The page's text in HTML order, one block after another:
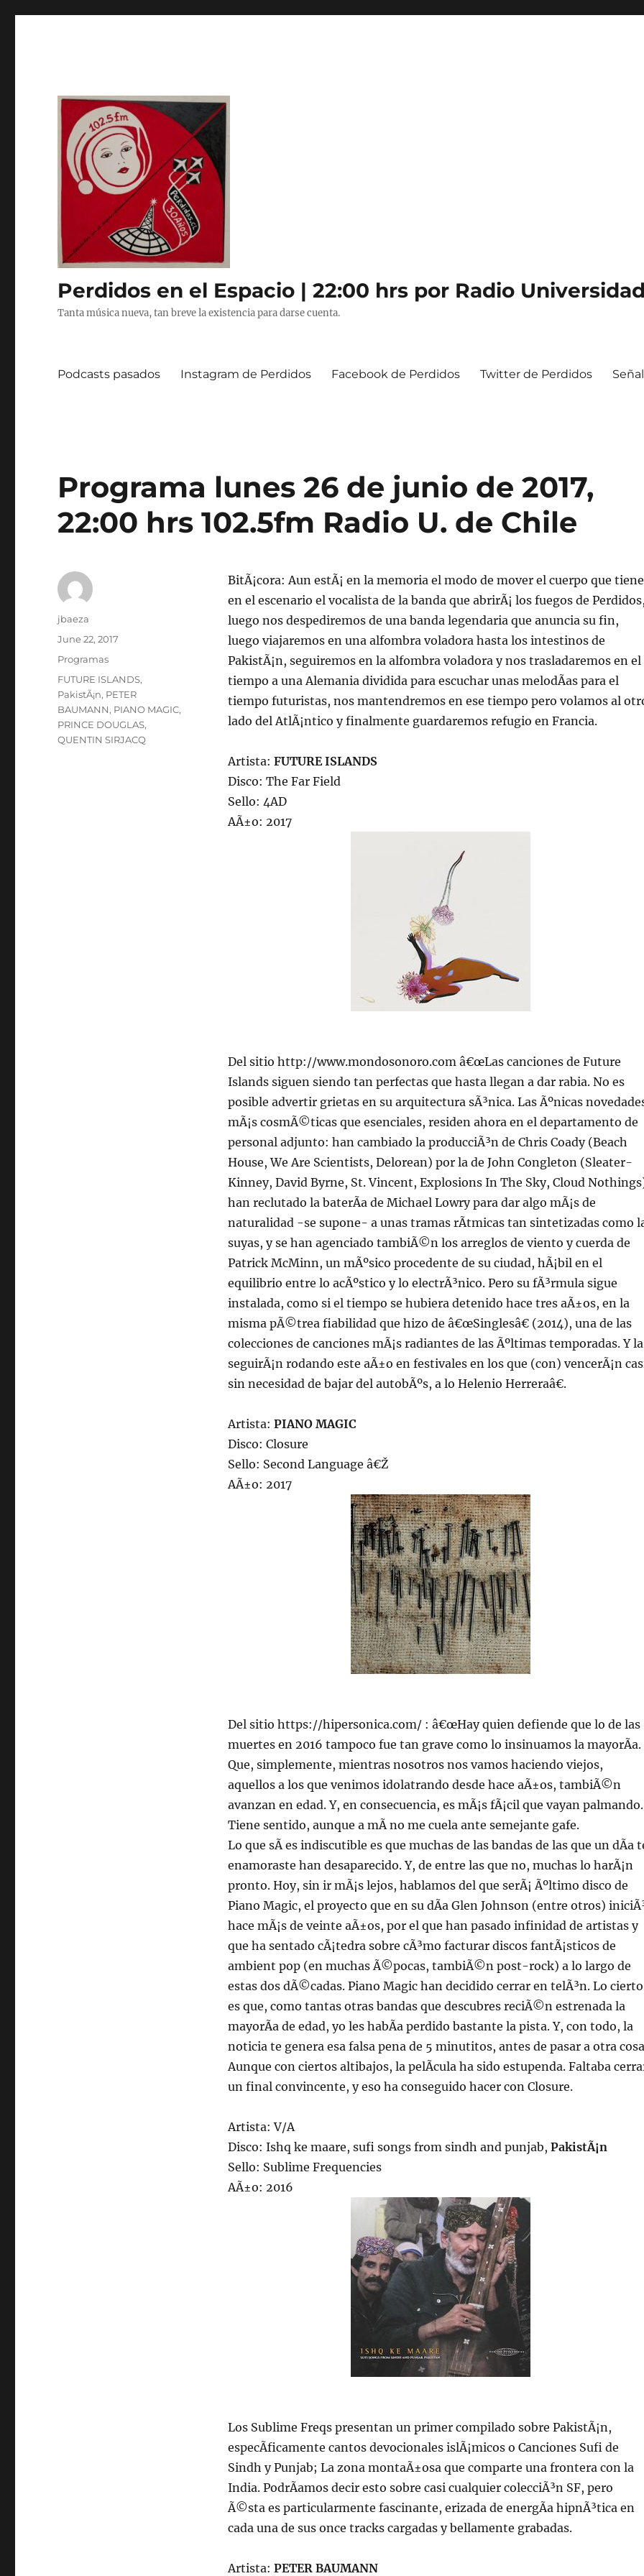
Perdidos en el Espacio | 22:00 hrs por Radio
Tanta música nueva, tan breve la existencia para darse cuenta.
Podcasts pasados Instagram de Perdidos Facebook de Perdidos Twitter de Perdidos
Programa lunes 26 de junio de 2017,
22:00 hrs 102.5fm Radio U. de Chile
BitÃ¡cora: Aun estÃ¡ en la memoria el modo de mover el cuerpo que tiene
en el escenario el vocalista de la banda que abrirÃ¡ los fuegos de
luego nos despediremos de una banda legendaria que anuncia su fin,
luego viajaremos en una alfombra voladora hasta los intestinos de
PakistÃ¡n, seguiremos en la alfombra voladora y nos trasladaremos en el
tiempo a una Alemania dividida para escuchar unas melodÃ­as para el
tiempo futuristas, nos mantendremos en ese tiempo pero volamos al
lado del AtlÃ¡ntico y finalmente guardaremos refugio en Francia.
Artista: FUTURE ISLANDS
Disco: The Far Field
Sello: 4AD
AÃ±o: 2017
Del sitio http://www.mondosonoro.com â€œLas canciones de Future
Islands siguen siendo tan perfectas que hasta llegan a dar rabia. No es
posible advertir grietas en su arquitectura sÃ³nica. Las Ãºnicas
mÃ¡s cosmÃ©ticas que esenciales, residen ahora en el departamento de
personal adjunto: han cambiado la producciÃ³n de Chris Coady (Beach
House, We Are Scientists, Delorean) por la de John Congleton (Sleater-
Kinney, David Byrne, St. Vincent, Explosions In The Sky, Cloud
han reclutado la baterÃ­a de Michael Lowry para dar algo mÃ¡s de
naturalidad -se supone- a unas tramas rÃ­tmicas tan sintetizadas como
suyas, y se han agenciado tambiÃ©n los arreglos de viento y cuerda de
Patrick McMinn, un mÃºsico procedente de su ciudad, hÃ¡bil en el
equilibrio entre lo acÃºstico y lo electrÃ³nico. Pero su fÃ³rmula sigue
instalada, como si el tiempo se hubiera detenido hace tres aÃ±os, en la
misma pÃ©trea fiabilidad que hizo de â€œSinglesâ€ (2014), una de las
colecciones de canciones mÃ¡s radiantes de las Ãºltimas temporadas. Y la
seguirÃ¡n rodando este aÃ±o en festivales en los que (con) vencerÃ¡n
sin necesidad de bajar del autobÃºs, a lo Helenio Herreraâ€.
Artista: PIANO MAGIC
Disco: Closure
Sello: Second Language â€Ž
AÃ±o: 2017
Del sitio https://hipersonica.com/ : â€œHay quien defiende que lo de las
muertes en 2016 tampoco fue tan grave como lo insinuamos la mayorÃ­a.
Que, simplemente, mientras nosotros nos vamos haciendo viejos,
aquellos a los que venimos idolatrando desde hace aÃ±os, tambiÃ©n
avanzan en edad. Y, en consecuencia, es mÃ¡s fÃ¡cil que vayan palmando.
Tiene sentido, aunque a mÃ­ no me cuela ante semejante gafe.
Lo que sÃ­ es indiscutible es que muchas de las bandas de las que un dÃ­a
enamoraste han desaparecido. Y, de entre las que no, muchas lo harÃ¡n
pronto. Hoy, sin ir mÃ¡s lejos, hablamos del que serÃ¡ Ãºltimo disco de
Piano Magic, el proyecto que en su dÃ­a Glen Johnson (entre otros)
hace mÃ¡s de veinte aÃ±os, por el que han pasado infinidad de artistas y
que ha sentado cÃ¡tedra sobre cÃ³mo facturar discos fantÃ¡sticos de
ambient pop (en muchas Ã©pocas, tambiÃ©n post-rock) a lo largo de
estas dos dÃ©cadas. Piano Magic han decidido cerrar en telÃ³n. Lo cierto
es que, como tantas otras bandas que descubres reciÃ©n estrenada la
mayorÃ­a de edad, yo les habÃ­a perdido bastante la pista. Y, con todo, la
noticia te genera esa falsa pena de 5 minutitos, antes de pasar a otra
Aunque con ciertos altibajos, la pelÃ­cula ha sido estupenda. Faltaba
un final convincente, y eso ha conseguido hacer con Closure.
Artista: V/A
Disco: Ishq ke maare, sufi songs from sindh and punjab, PakistÃ¡n
Sello: Sublime Frequencies
AÃ±o: 2016
Los Sublime Freqs presentan un primer compilado sobre PakistÃ¡n,
especÃ­ficamente cantos devocionales islÃ¡micos o Canciones Sufi de
Sindh y Punjab; La zona montaÃ±osa que comparte una frontera con la
India. PodrÃ­amos decir esto sobre casi cualquier colecciÃ³n SF, pero
Ã©sta es particularmente fascinante, erizada de energÃ­a hipnÃ³tica en
cada una de sus once tracks cargadas y bellamente grabadas.
Artista: PETER BAUMANN
Author
jbaeza
Posted
June 22, 2017
Categories
Programas
Tags
FUTURE ISLANDS,
PakistÃ¡n, PETER
BAUMANN, PIANO MAGIC,
PRINCE DOUGLAS,
QUENTIN SIRJACQ